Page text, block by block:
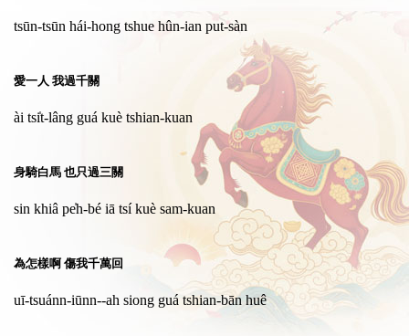
tsūn-tsūn hái-hong tshue hûn-ian put-sàn
愛一人 我過千關
ài tsi̍t-lâng guá kuè tshian-kuan
身騎白馬 也只過三關
sin khiâ pe̍h-bé iā tsí kuè sam-kuan
為怎樣啊 傷我千萬回
uī-tsuánn-iūnn--ah siong guá tshian-bān huê